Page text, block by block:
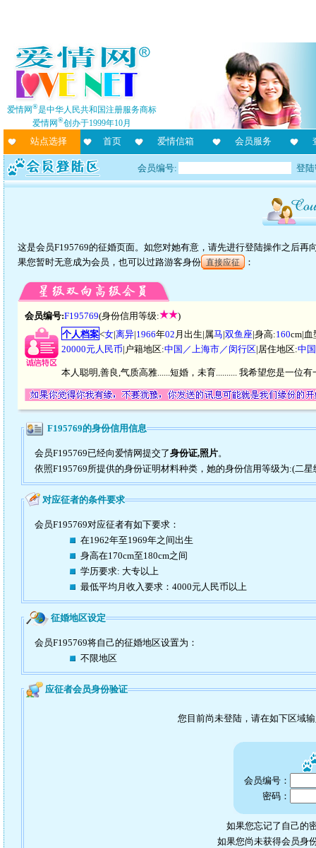
爱情网®是中华人民共和国注册服务商标
爱情网®创办于1999年10月
站点选择 首页 爱情信箱 会员服务
会员编号: 登
这是会员F195769的征婚页面。如您对她有意，请先进行登陆操作之后
果您暂时无意成为会员，也可以过路游客身份 直接应征 ：
会员编号:F195769(身份信用等级:
)
个人档案<女|离异|1966年02 月出生|属马|双鱼座|身高:160cm|血
20000元人民币|户籍地区:中国／上海市／闵行区|居住地区:中
本人聪明,善良,气质高雅......短婚，未育.......... 我希望您是一位
F195769的身份信用信息
会员F195769已经向爱情网提交了身份证,照片。
依照F195769所提供的身份证明材料种类，她的身份信用等级为:(二星
对应征者的条件要求
会员F195769对应征者有如下要求：
在1962年至1969年之间出生
身高在170cm至180cm之间
学历要求: 大专以上
最低平均月收入要求：4000元人民币以上
征婚地区设定
会员F195769将自己的征婚地区设置为：
不限地区
应征者会员身份验证
您目前尚未登陆，请在如下区域
会员编号：
密码：
如果您忘记了自己的
如果您尚未获得会员身